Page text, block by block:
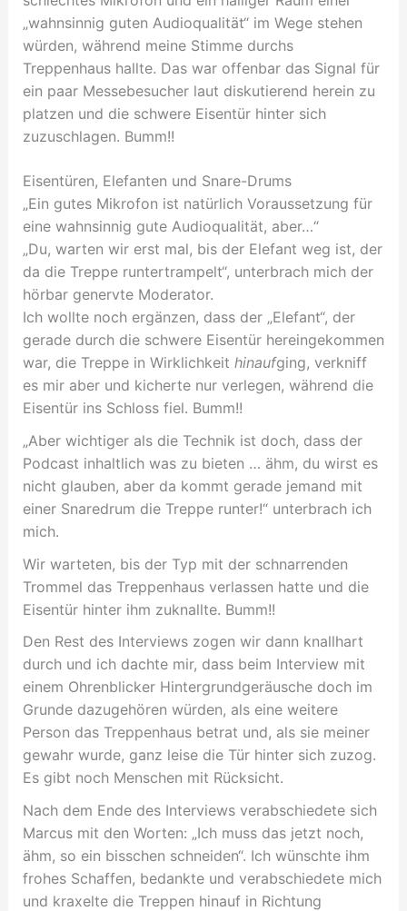
„wahnsinnig guten Audioqualität“ im Wege stehen
würden, während meine Stimme durchs
Treppenhaus hallte. Das war offenbar das Signal für
ein paar Messebesucher laut diskutierend herein zu
platzen und die schwere Eisentür hinter sich
zuzuschlagen. Bumm!!
Eisentüren, Elefanten und Snare-Drums
„Ein gutes Mikrofon ist natürlich Voraussetzung für
eine wahnsinnig gute Audioqualität, aber…“
„Du, warten wir erst mal, bis der Elefant weg ist, der
da die Treppe runtertrampelt“, unterbrach mich der
hörbar genervte Moderator.
Ich wollte noch ergänzen, dass der „Elefant“, der
gerade durch die schwere Eisentür hereingekommen
war, die Treppe in Wirklichkeit hinaufging, verkniff
es mir aber und kicherte nur verlegen, während die
Eisentür ins Schloss fiel. Bumm!!
„Aber wichtiger als die Technik ist doch, dass der
Podcast inhaltlich was zu bieten … ähm, du wirst es
nicht glauben, aber da kommt gerade jemand mit
einer Snaredrum die Treppe runter!“ unterbrach ich
mich.
Wir warteten, bis der Typ mit der schnarrenden
Trommel das Treppenhaus verlassen hatte und die
Eisentür hinter ihm zuknallte. Bumm!!
Den Rest des Interviews zogen wir dann knallhart
durch und ich dachte mir, dass beim Interview mit
einem Ohrenblicker Hintergrundgeräusche doch im
Grunde dazugehören würden, als eine weitere
Person das Treppenhaus betrat und, als sie meiner
gewahr wurde, ganz leise die Tür hinter sich zuzog.
Es gibt noch Menschen mit Rücksicht.
Nach dem Ende des Interviews verabschiedete sich
Marcus mit den Worten: „Ich muss das jetzt noch,
ähm, so ein bisschen schneiden“. Ich wünschte ihm
frohes Schaffen, bedankte und verabschiedete mich
und kraxelte die Treppen hinauf in Richtung